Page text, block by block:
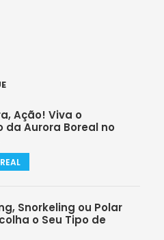
Ação! Viva o
da Aurora Boreal no
Snorkeling ou Polar
o Seu Tipo de